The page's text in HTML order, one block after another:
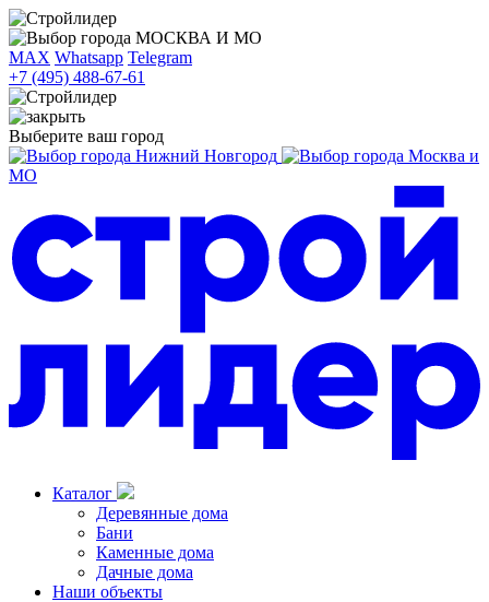
МОСКВА И МО
MAX Whatsapp Telegram
+7 (495) 488-67-61
Выберите ваш город
Нижний Новгород
Москва и
МО
Каталог
Деревянные дома
Бани
Каменные дома
Дачные дома
Наши объекты